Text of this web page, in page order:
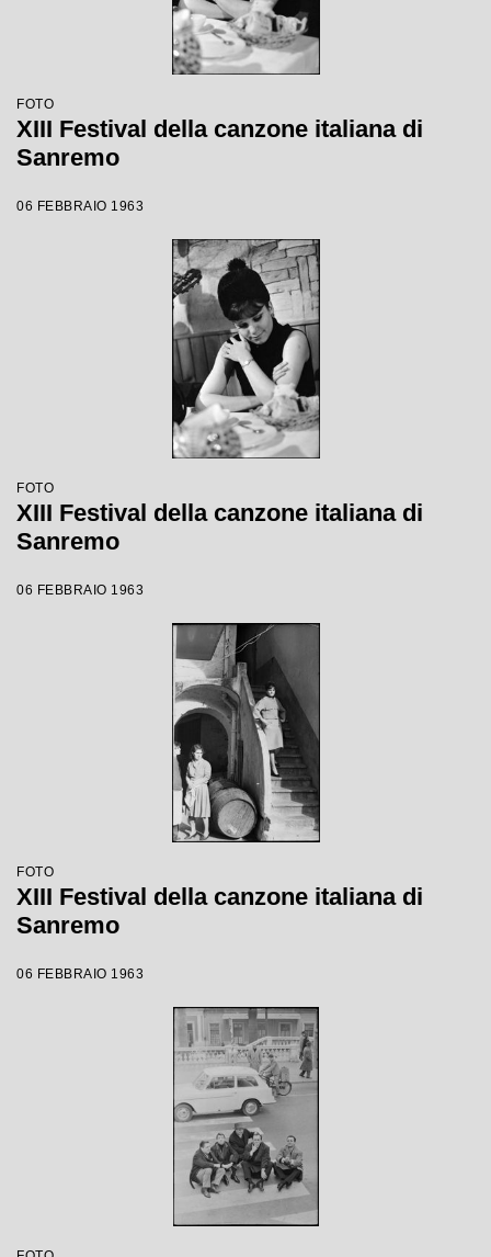
FOTO
XIII Festival della canzone italiana di
Sanremo
06 FEBBRAIO 1963
FOTO
XIII Festival della canzone italiana di
Sanremo
06 FEBBRAIO 1963
FOTO
XIII Festival della canzone italiana di
Sanremo
06 FEBBRAIO 1963